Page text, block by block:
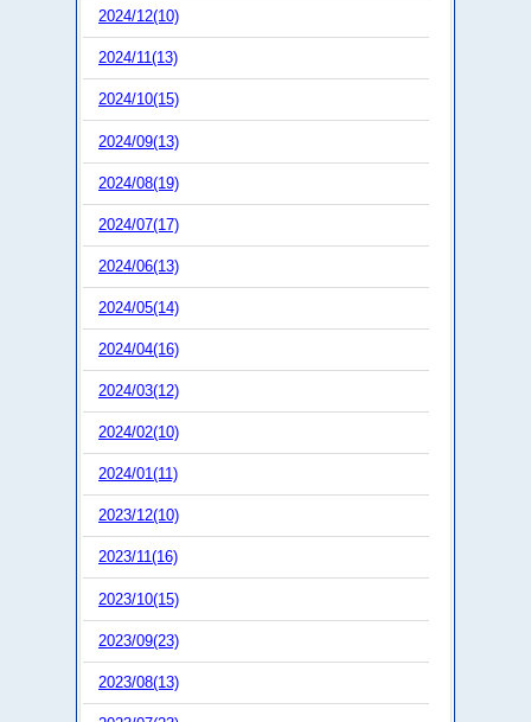
2024/12(10)
2024/11(13)
2024/10(15)
2024/09(13)
2024/08(19)
2024/07(17)
2024/06(13)
2024/05(14)
2024/04(16)
2024/03(12)
2024/02(10)
2024/01(11)
2023/12(10)
2023/11(16)
2023/10(15)
2023/09(23)
2023/08(13)